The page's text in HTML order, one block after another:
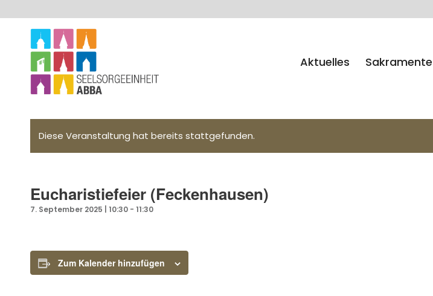
Aktuelles Sakramente
Diese Veranstaltung hat bereits stattgefunden.
Eucharistiefeier (Feckenhausen)
7. September 2025 | 10:30 - 11:30
Zum Kalender hinzufügen